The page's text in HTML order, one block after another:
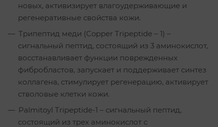
новых, активизирует влагоудерживающие и
регенеративные свойства кожи.
Трипептид меди (Copper Tripeptide – 1) –
сигнальный пептид, состоящий из 3 аминокислот,
восстанавливает функции поврежденных
фибробластов, запускает и поддерживает синтез
коллагена, стимулирует регенерацию, активирует
стволовые клетки кожи.
Palmitoyl Tripeptide-1 – сигнальный пептид,
состоящий из трех аминокислот с